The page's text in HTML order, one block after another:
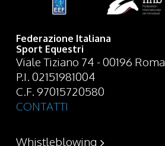
Federazione Italiana
Sport Equestri
Viale Tiziano 74 - 00196 Roma
P.I. 02151981004
C.F. 97015720580
CONTATTI
Whistleblowing